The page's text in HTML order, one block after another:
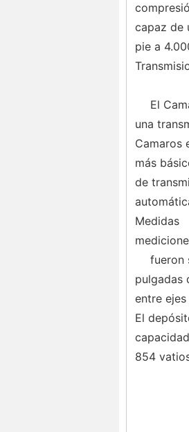
capaz de
pie a
El
una
Camaros
más
de
Medidas
fueron
pulgadas
entre
El
854